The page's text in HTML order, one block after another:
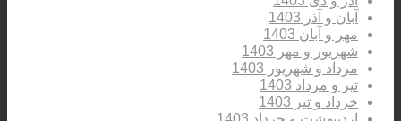
آبان و آذر 1403
مهر و آبان 1403
شهریور و مهر 1403
مرداد و شهریور 1403
تیر و مرداد 1403
خرداد و تیر 1403